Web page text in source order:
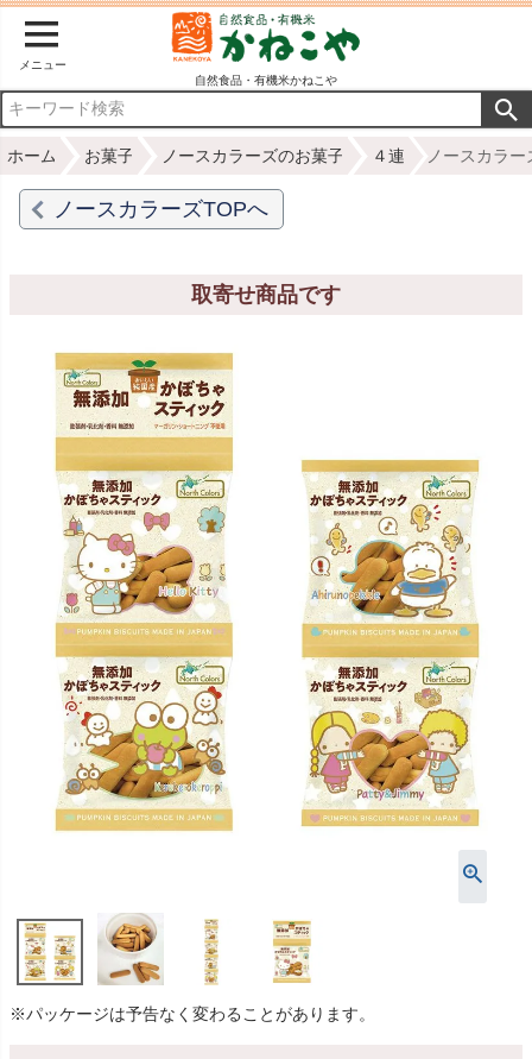
メニュー
自然食品・有機米かねこや
ホーム お菓子 ノースカラーズのお菓子 ４連 ノースカラ
ノースカラーズTOPへ
取寄せ商品です
※パッケージは予告なく変わることがあります。